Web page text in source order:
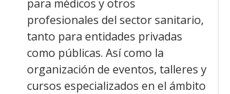
para médicos y otros
profesionales del sector sanitario,
tanto para entidades privadas
como públicas. Así como la
organización de eventos, talleres y
cursos especializados en el ámbito